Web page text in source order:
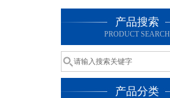
产品搜索
PRODUCT SEARCH
产品分类